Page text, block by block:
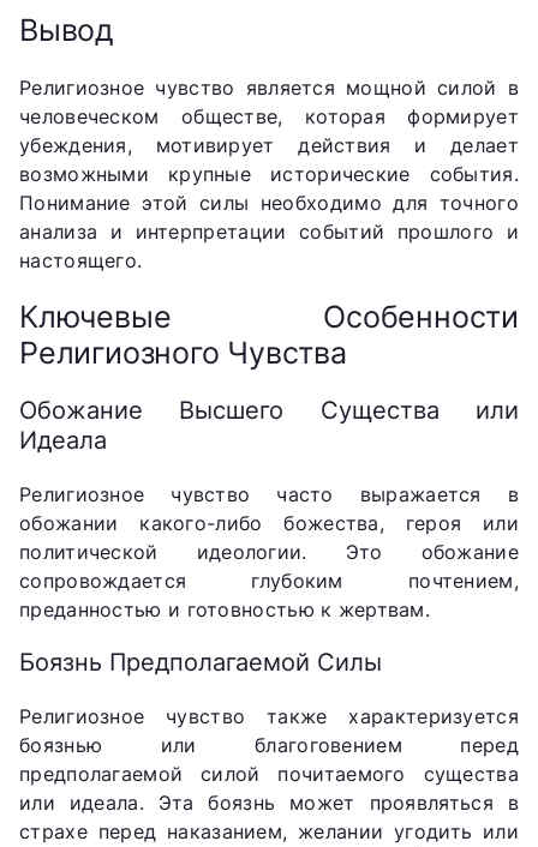
Вывод
Религиозное чувство является мощной силой в
человеческом обществе, которая формирует
убеждения, мотивирует действия и делает
возможными крупные исторические события.
Понимание этой силы необходимо для точного
анализа и интерпретации событий прошлого и
настоящего.
Ключевые Особенности
Религиозного Чувства
Обожание Высшего Существа или
Идеала
Религиозное чувство часто выражается в
обожании какого-либо божества, героя или
политической идеологии. Это обожание
сопровождается глубоким почтением,
преданностью и готовностью к жертвам.
Боязнь Предполагаемой Силы
Религиозное чувство также характеризуется
боязнью или благоговением перед
предполагаемой силой почитаемого существа
или идеала. Эта боязнь может проявляться в
страхе перед наказанием, желании угодить или